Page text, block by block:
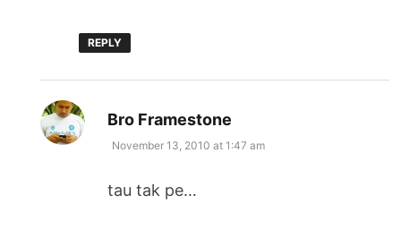
REPLY
Bro Framestone
November 13, 2010 at 1:47 am
tau tak pe…